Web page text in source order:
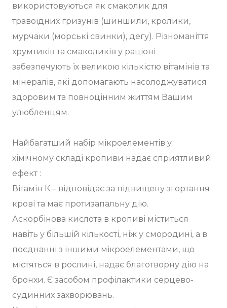
використовуються як смаколик для
травоїдних гризунів (шиншили, кролики,
мурчаки (морські свинки), дегу). Різноманіття
хрумтиків та смаколиків у раціоні
забезпечують їх великою кількістю вітамінів та
мінералів, які допомагають насолоджуватися
здоровим та повноцінним життям Вашим
улюбленцям.
Найбагатший набір мікроелементів у
хімічному складі кропиви надає сприятливий
ефект :
Вітамін К – відповідає за підвищену згортання
крові та має протизапальну дію.
Аскорбінова кислота в кропиві міститься
навіть у більшій кількості, ніж у смородині, а в
поєднанні з іншими мікроелементами, що
містяться в рослині, надає благотворну дію на
бронхи. Є засобом профілактики серцево-
судинних захворювань.